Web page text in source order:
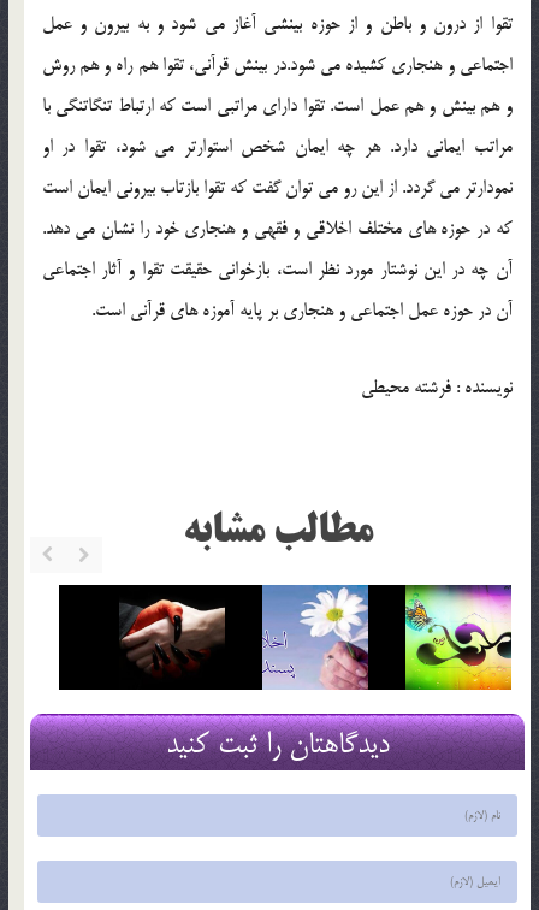
تقوا از درون و باطن و از حوزه بينشي آغاز مي شود و به بيرون و عمل
اجتماعي و هنجاري كشيده مي شود.در بينش قرآني، تقوا هم راه و هم روش
و هم بينش و هم عمل است. تقوا داراي مراتبي است كه ارتباط تنگاتنگي با
مراتب ايماني دارد. هر چه ايمان شخص استوارتر مي شود، تقوا در او
نمودارتر مي گردد. از اين رو مي توان گفت كه تقوا بازتاب بيروني ايمان است
كه در حوزه هاي مختلف اخلاقي و فقهي و هنجاري خود را نشان مي دهد.
آن چه در اين نوشتار مورد نظر است، بازخواني حقيقت تقوا و آثار اجتماعي
آن در حوزه عمل اجتماعي و هنجاري بر پايه آموزه هاي قرآني است.
نویسنده : فرشته محیطی
مطالب مشابه
دیدگاهتان را ثبت کنید